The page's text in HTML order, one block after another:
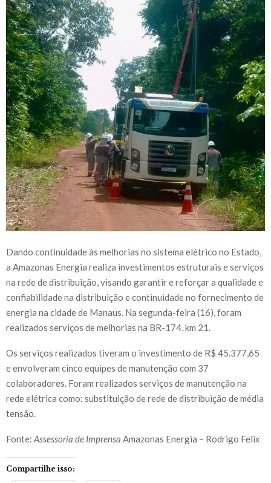
Dando continuidade às melhorias no sistema elétrico no Estado,
a Amazonas Energia realiza investimentos estruturais e serviços
na rede de distribuição, visando garantir e reforçar a qualidade e
confiabilidade na distribuição e continuidade no fornecimento de
energia na cidade de Manaus. Na segunda-feira (16), foram
realizados serviços de melhorias na BR-174, km 21.
Os serviços realizados tiveram o investimento de R$ 45.377,65
e envolveram cinco equipes de manutenção com 37
colaboradores. Foram realizados serviços de manutenção na
rede elétrica como: substituição de rede de distribuição de média
tensão.
Fonte: Assessoria de Imprensa Amazonas Energia – Rodrigo Felix
Compartilhe isso: